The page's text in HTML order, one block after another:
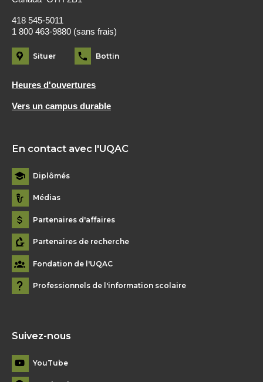
418 545-5011
1 800 463-9880 (sans frais)
Situer Bottin
Heures d'ouvertures
Vers un campus durable
En contact avec l'UQAC
Diplômés
Médias
Partenaires d'affaires
Partenaires de recherche
Fondation de l'UQAC
Professionnels de l'information scolaire
Suivez-nous
YouTube